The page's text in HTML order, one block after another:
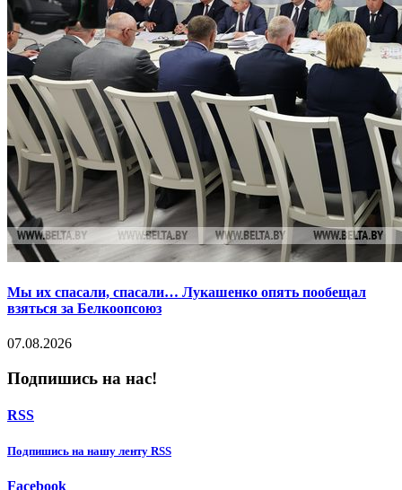
Мы их спасали, спасали… Лукашенко опять пообещал
взяться за Белкоопсоюз
07.08.2026
Подпишись на нас!
RSS
Подпишиcь на нашу ленту RSS
Facebook